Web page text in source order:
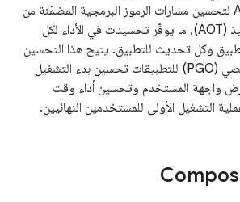
تشغيل Android (ART) لتحسين مسارات الرموز البرمجية المضمّنة من
خلال التجميع قبل التنفيذ (AOT)، ما يوفّر تحسينات في الأداء لكل
وكل تحديث للتطبيق. يتيح هذا التحسين
المستند إلى الملف الشخصي (PGO) للتطبيقات تحسين بدء التشغيل
واجهة المستخدم وتحسين أداء وقت
التشغيل الأولى للمستخدمين النهائيين.